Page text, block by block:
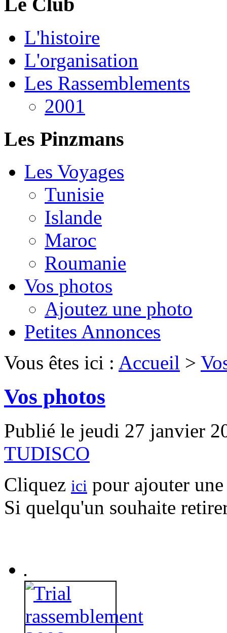
L'histoire
L'organisation
Les Rassemblements
2001
Les Pinzmans
Les Voyages
Tunisie
Islande
Maroc
Roumanie
Vos photos
Ajoutez une photo
Petites Annonces
Vous êtes ici : Accueil >
Vos photos
Publié le jeudi 27 janvier
TUDISCO
Cliquez ici pour ajouter
Si quelqu'un souhaite